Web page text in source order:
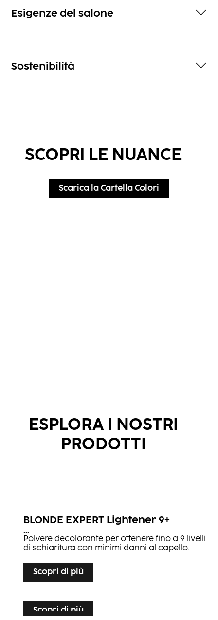
Esigenze del salone
Sostenibilità
SCOPRI LE NUANCE
Scarica la Cartella Colori
ESPLORA I NOSTRI
PRODOTTI
BLONDE EXPERT Lightener 9+
...
Polvere decolorante per ottenere fino a 9 livelli
di schiaritura con minimi danni al capello.
Scopri di più
Scopri di più